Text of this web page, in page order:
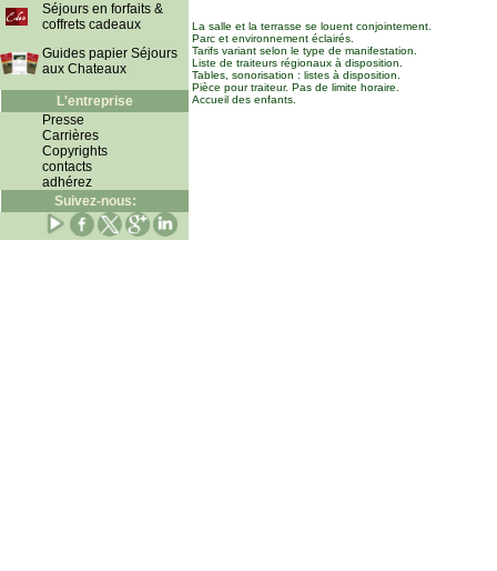
Séjours en forfaits &
coffrets cadeaux
Guides papier Séjours
aux Chateaux
L'entreprise
Presse
Carrières
Copyrights
contacts
adhérez
Suivez-nous:
La salle et la terrasse se louent conjointement.
Parc et environnement éclairés.
Tarifs variant selon le type de manifestation.
Liste de traiteurs régionaux à disposition.
Tables, sonorisation : listes à disposition.
Pièce pour traiteur. Pas de limite horaire.
Accueil des enfants.